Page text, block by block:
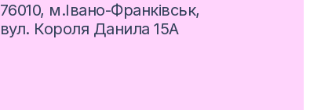
76010, м.Івано-Франківськ,
вул. Короля Данила 15А